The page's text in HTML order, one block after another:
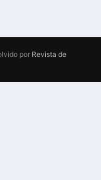
por Revista de